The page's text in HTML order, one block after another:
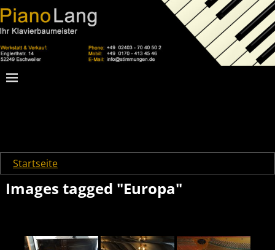
Startseite
Images tagged "Europa"